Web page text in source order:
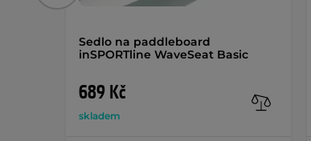
Sedlo na paddleboard
inSPORTline WaveSeat Basic
689 Kč
skladem